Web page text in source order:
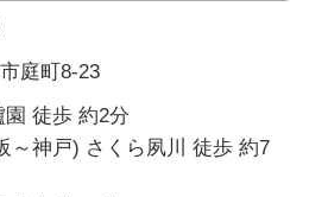
庭町8-23
園 徒歩 約2分
～神戸) さくら夙川 徒歩 約7